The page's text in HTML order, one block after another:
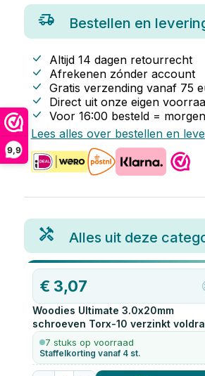
9,9
Bestellen en
Altijd 14 dagen retourrecht
Afrekenen zónder account
Gratis verzending vanaf 75
Direct uit onze eigen
Voor 16:00 besteld =
Lees alles over bestellen en
Alles uit deze
€ 3,07
Woodies Ultimate 3.0x20mm
schroeven Torx-10 verzinkt
200
stuks
7 stuks op voorraad
Staffelkorting vanaf 4 st.